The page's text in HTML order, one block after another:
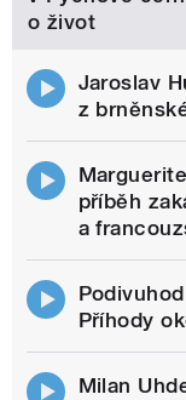
o život
Jaroslav
z
příběh
a
Příhody
Milan